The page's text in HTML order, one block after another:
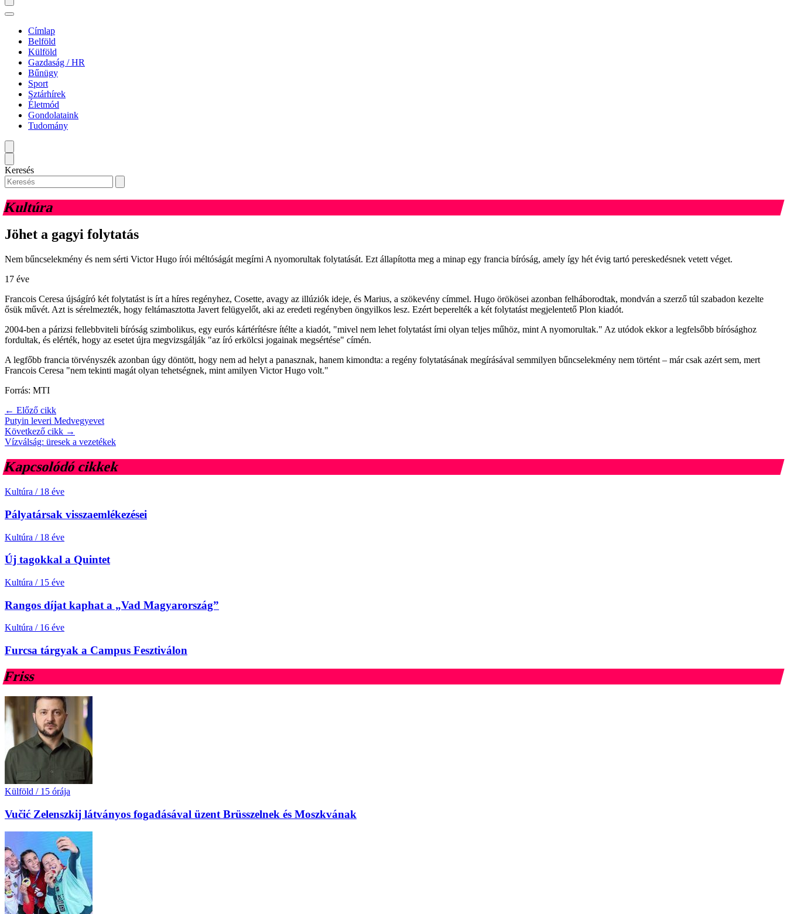
Címlap
Belföld
Külföld
Gazdaság / HR
Bűnügy
Sport
Sztárhírek
Életmód
Gondolataink
Tudomány
Keresés
Kultúra
Jöhet a gagyi folytatás
Nem bűncselekmény és nem sérti Victor Hugo írói méltóságát megírni A nyomorultak folytatását. Ezt állapította meg a minap egy francia bíróság, amely így hét évig tartó pereskedésnek vetett véget.
17 éve
Francois Ceresa újságíró két folytatást is írt a híres regényhez, Cosette, avagy az illúziók ideje, és Marius, a szökevény címmel. Hugo örökösei azonban felháborodtak, mondván a szerző túl szabadon kezelte
ősük művét. Azt is sérelmezték, hogy feltámasztotta Javert felügyelőt, aki az eredeti regényben öngyilkos lesz. Ezért beperelték a két folytatást megjelentető Plon kiadót.
2004-ben a párizsi fellebbviteli bíróság szimbolikus, egy eurós kártérítésre ítélte a kiadót, "mivel nem lehet folytatást írni olyan teljes műhöz, mint A nyomorultak." Az utódok ekkor a legfelsőbb bírósághoz
fordultak, és elérték, hogy az esetet újra megvizsgálják "az író erkölcsi jogainak megsértése" címén.
A legfőbb francia törvényszék azonban úgy döntött, hogy nem ad helyt a panasznak, hanem kimondta: a regény folytatásának megírásával semmilyen bűncselekmény nem történt – már csak azért sem, mert
Francois Ceresa "nem tekinti magát olyan tehetségnek, mint amilyen Victor Hugo volt."
Forrás: MTI
← Előző cikk
Putyin leveri Medvegyevet
Következő cikk →
Vízválság: üresek a vezetékek
Kapcsolódó cikkek
Kultúra / 18 éve
Pályatársak visszaemlékezései
Kultúra / 18 éve
Új tagokkal a Quintet
Kultúra / 15 éve
Rangos díjat kaphat a „Vad Magyarország”
Kultúra / 16 éve
Furcsa tárgyak a Campus Fesztiválon
Friss
Külföld / 15 órája
Vučić Zelenszkij látványos fogadásával üzent Brüsszelnek és Moszkvának